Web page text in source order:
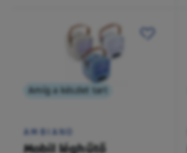
Amíg a készlet tart
AMBIANO
Mobil léghűtő